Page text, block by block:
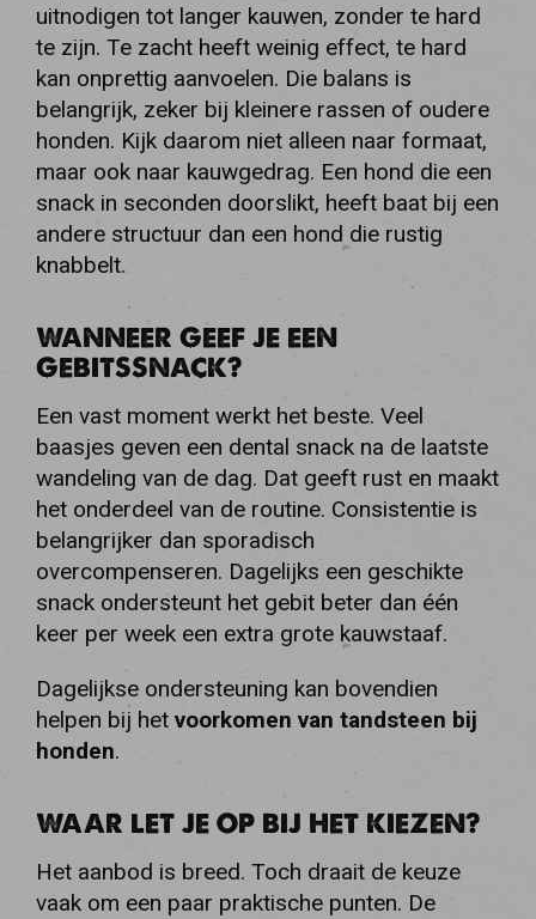
uitnodigen tot langer kauwen, zonder te hard
te zijn. Te zacht heeft weinig effect, te hard
kan onprettig aanvoelen. Die balans is
belangrijk, zeker bij kleinere rassen of oudere
honden. Kijk daarom niet alleen naar formaat,
maar ook naar kauwgedrag. Een hond die een
snack in seconden doorslikt, heeft baat bij een
andere structuur dan een hond die rustig
knabbelt.
WANNEER GEEF JE EEN
GEBITSSNACK?
Een vast moment werkt het beste. Veel
baasjes geven een dental snack na de laatste
wandeling van de dag. Dat geeft rust en maakt
het onderdeel van de routine. Consistentie is
belangrijker dan sporadisch
overcompenseren. Dagelijks een geschikte
snack ondersteunt het gebit beter dan één
keer per week een extra grote kauwstaaf.
Dagelijkse ondersteuning kan bovendien
helpen bij het voorkomen van tandsteen bij
honden.
WAAR LET JE OP BIJ HET KIEZEN?
Het aanbod is breed. Toch draait de keuze
vaak om een paar praktische punten. De